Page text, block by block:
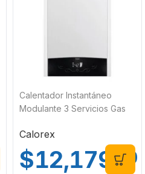
Calentador Instantáneo
Modulante 3 Servicios Gas
16
Calorex
$12,179 .00